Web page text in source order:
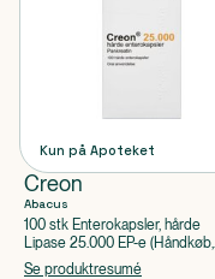
Kun på Apoteket
Creon
Abacus
100 stk Enterokapsler, hårde
Lipase 25.000 EP-e (Håndkøb,
apoteksforbeholdt)
Se produktresumé